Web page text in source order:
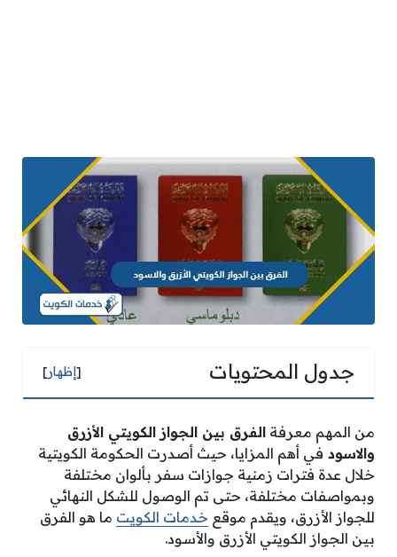
جدول المحتويات [إظهار]
من المهم معرفة الفرق بين الجواز الكويتي الأزرق
والاسود في أهم المزايا، حيث أصدرت الحكومة الكويتية
خلال عدة فترات زمنية جوازات سفر بألوان مختلفة
وبمواصفات مختلفة، حتى تم الوصول للشكل النهائي
للجواز الأزرق، ويقدم موقع خدمات الكويت ما هو الفرق
بين الجواز الكويتي الأزرق والأسود.